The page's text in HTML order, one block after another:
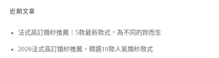
近期文章
法式高訂婚紗推薦｜5款最新款式，為不同的妳而生
2026法式高訂婚紗推薦，精選10款人氣婚紗款式